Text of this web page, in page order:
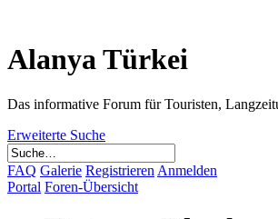
Alanya Türkei
Das informative Forum für Touristen,
Erweiterte Suche
FAQ Galerie Registrieren Anmelden
Portal Foren-Übersicht